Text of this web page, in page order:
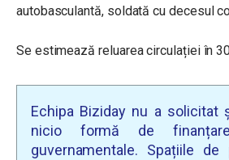
autobasculantă, soldată cu decesul
Se estimează reluarea circulației în
Echipa Biziday nu a solicitat
nicio formă de
guvernamentale. Spațiile